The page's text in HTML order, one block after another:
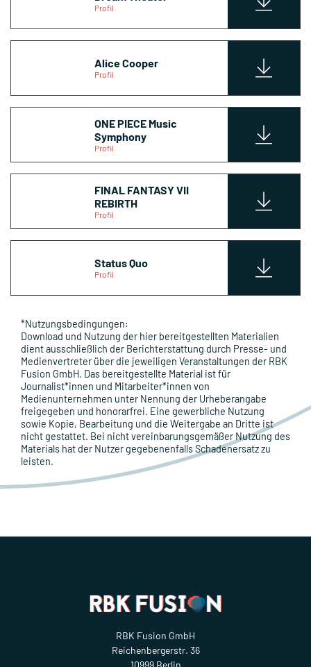
Profil
Alice Cooper
Profil
ONE PIECE Music
Symphony
Profil
FINAL FANTASY VII
REBIRTH
Profil
Status Quo
Profil
*Nutzungsbedingungen:
Download und Nutzung der hier bereitgestellten Materialien
dient ausschließlich der Berichterstattung durch Presse- und
Medienvertreter über die jeweiligen Veranstaltungen der RBK
Fusion GmbH. Das bereitgestellte Material ist für
Journalist*innen und Mitarbeiter*innen von
Medienunternehmen unter Nennung der Urheberangabe
freigegeben und honorarfrei. Eine gewerbliche Nutzung
sowie Kopie, Bearbeitung und die Weitergabe an Dritte ist
nicht gestattet. Bei nicht vereinbarungsgemäßer Nutzung des
Materials hat der Nutzer gegebenenfalls Schadenersatz zu
leisten.
RBK Fusion GmbH
Reichenbergerstr. 36
10999 Berlin